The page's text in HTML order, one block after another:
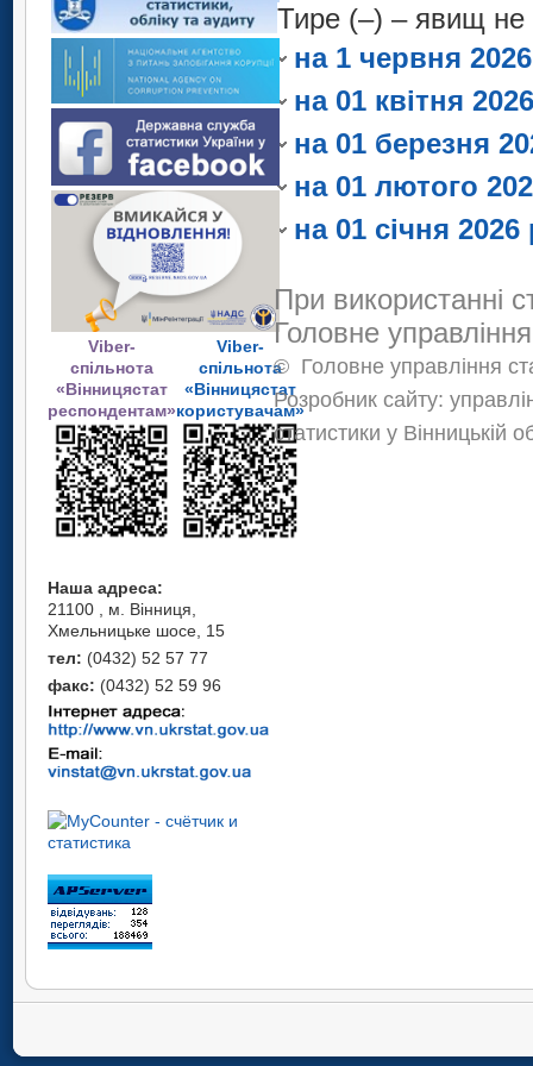
Viber-
спільнота
«Вінницястат
респондентам»
Viber-
спільнота
«Вінницястат
користувачам»
Наша адреса:
21100 , м. Вінниця,
Хмельницьке шосе, 15
тел: (0432) 52 57 77
факс: (0432) 52 59 96
Тире (–) – явищ не
на 1 червня
Тире (–) – явищ
на 01 квітня
початок року, із
працівників.
Тире (–) – явищ
на 01 березня
Інформація
початок року, із
працівників.
Тире (–) – явищ
на 01 лютого
статистичного
плати".
Інформація
початок року, із
працівників.
Тире (–) – явищ
на 01 січня 2026
1Дані
статистичного
плати".
Інформація
початок року, із
працівників.
Тире (–) – явищ
При використанні
Головне
© Головне управління
Розробник сайту:
статистики у Вінницькій